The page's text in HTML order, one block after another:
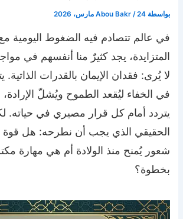
بواسطة Abou Bakr /24 مارس، 2026
في عالم تتصادم فيه الضغوط اليومية
المتزايدة، يجد كثيرٌ منا أنفسهم في
لا يُرى: فقدان الإيمان بالقدرات الذاتية.
في الخفاء ليُقعد الطموح ويُشلّ
يتردد أمام كل قرار مصيري في حياته.
الحقيقي الذي يجب أن نطرحه: هل
شعور يُمنح منذ الولادة أم هي مهارة
بخطوة؟